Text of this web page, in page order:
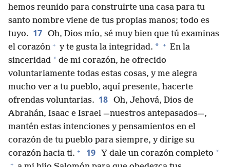
hemos reunido para construirte una casa para tu
santo nombre viene de tus propias manos; todo es
tuyo. 17 Oh, Dios mío, sé muy bien que tú examinas
el corazón + y te gusta la integridad. * + En la
sinceridad * de mi corazón, he ofrecido
voluntariamente todas estas cosas, y me alegra
mucho ver a tu pueblo, aquí presente, hacerte
ofrendas voluntarias. 18 Oh, Jehová, Dios de
Abrahán, Isaac e Israel —nuestros antepasados—,
mantén estas intenciones y pensamientos en el
corazón de tu pueblo para siempre, y dirige su
corazón hacia ti. + 19 Y dale un corazón completo *
+